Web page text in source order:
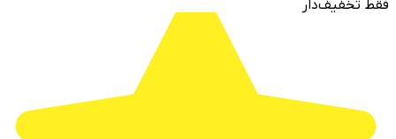
فقط تخفیف‌دار